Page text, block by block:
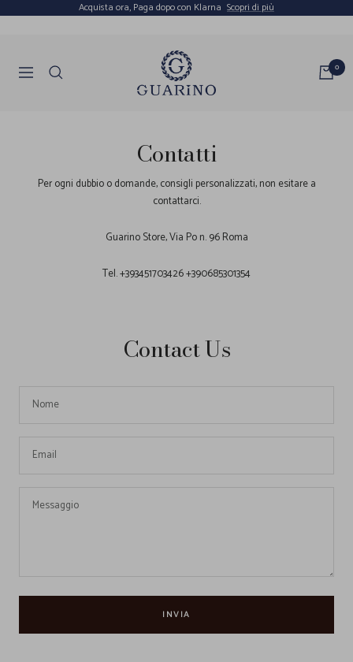
Acquista ora, Paga dopo con Klarna Scopri di più
Navigazione
Guarino
0
Contatti
Per ogni dubbio o domande, consigli personalizzati, non esitare a
contattarci.
Guarino Store, Via Po n. 96 Roma
Tel. +393451703426 +390685301354
Contact Us
Nome
Email
Messaggio
INVIA